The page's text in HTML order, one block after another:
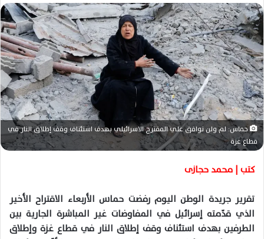
س
ل
ب
ر
ي
د
ا
إ
ل
ك
ت
ر
ن
ي
حماس: لم ولن نوافق علي المقترح الاسرائيلي بهدف استئناف وقف إطلاق النار في
قطاع غزة
كتب | محمد حجازى
تقرير جريدة الوطن اليوم رفضت حماس الأربعاء الاقتراح الأخير
الذي قدّمته إسرائيل في المفاوضات غير المباشرة الجارية بين
الطرفين بهدف استئناف وقف إطلاق النار في قطاع غزة وإطلاق